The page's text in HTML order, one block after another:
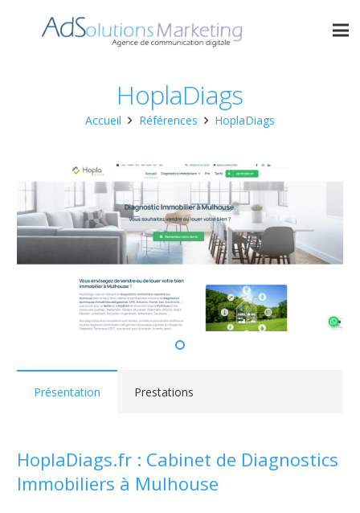
HoplaDiags
Accueil Références HoplaDiags
Présentation Prestations
HoplaDiags.fr : Cabinet de Diagnostics
Immobiliers à Mulhouse